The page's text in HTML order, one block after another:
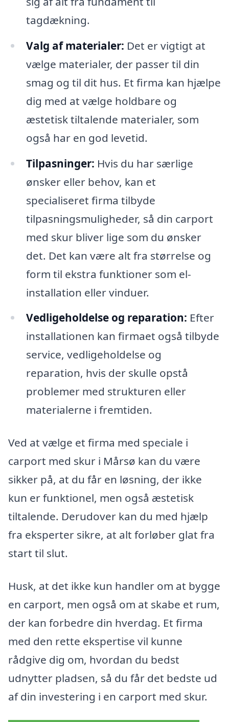
tagdækning.
Valg af materialer: Det er vigtigt at
vælge materialer, der passer til din
smag og til dit hus. Et firma kan hjælpe
dig med at vælge holdbare og
æstetisk tiltalende materialer, som
også har en god levetid.
Tilpasninger: Hvis du har særlige
ønsker eller behov, kan et
specialiseret firma tilbyde
tilpasningsmuligheder, så din carport
med skur bliver lige som du ønsker
det. Det kan være alt fra størrelse og
form til ekstra funktioner som el-
installation eller vinduer.
Vedligeholdelse og reparation: Efter
installationen kan firmaet også tilbyde
service, vedligeholdelse og
reparation, hvis der skulle opstå
problemer med strukturen eller
materialerne i fremtiden.
Ved at vælge et firma med speciale i
carport med skur i Mårsø kan du være
sikker på, at du får en løsning, der ikke
kun er funktionel, men også æstetisk
tiltalende. Derudover kan du med hjælp
fra eksperter sikre, at alt forløber glat fra
start til slut.
Husk, at det ikke kun handler om at bygge
en carport, men også om at skabe et rum,
der kan forbedre din hverdag. Et firma
med den rette ekspertise vil kunne
rådgive dig om, hvordan du bedst
udnytter pladsen, så du får det bedste ud
af din investering i en carport med skur.